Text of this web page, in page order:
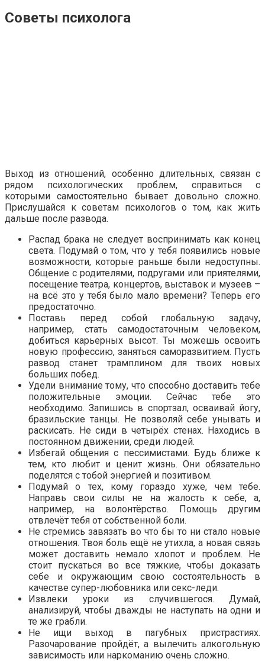
Советы психолога
Выход из отношений, особенно длительных, связан с
рядом психологических проблем, справиться с
которыми самостоятельно бывает довольно сложно.
Прислушайся к советам психологов о том, как жить
дальше после развода.
Распад брака не следует воспринимать как конец
света. Подумай о том, что у тебя появились новые
возможности, которые раньше были недоступны.
Общение с родителями, подругами или приятелями,
посещение театра, концертов, выставок и музеев –
на всё это у тебя было мало времени? Теперь его
предостаточно.
Поставь перед собой глобальную задачу,
например, стать самодостаточным человеком,
добиться карьерных высот. Ты можешь освоить
новую профессию, заняться саморазвитием. Пусть
развод станет трамплином для твоих новых
больших побед.
Удели внимание тому, что способно доставить тебе
положительные эмоции. Сейчас тебе это
необходимо. Запишись в спортзал, осваивай йогу,
бразильские танцы. Не позволяй себе унывать и
раскисать. Не сиди в четырёх стенах. Находись в
постоянном движении, среди людей.
Избегай общения с пессимистами. Будь ближе к
тем, кто любит и ценит жизнь. Они обязательно
поделятся с тобой энергией и позитивом.
Подумай о тех, кому гораздо хуже, чем тебе.
Направь свои силы не на жалость к себе, а,
например, на волонтёрство. Помощь другим
отвлечёт тебя от собственной боли.
Не стремись завязать во что бы то ни стало новые
отношения. Твоя боль ещё не утихла, а новая связь
может доставить немало хлопот и проблем. Не
стоит пускаться во все тяжкие, чтобы доказать
себе и окружающим свою состоятельность в
качестве супер-любовника или секс-леди.
Извлеки уроки из случившегося. Думай,
анализируй, чтобы дважды не наступать на одни и
те же грабли.
Не ищи выход в пагубных пристрастиях.
Разочарование пройдёт, а вылечить алкогольную
зависимость или наркоманию очень сложно.